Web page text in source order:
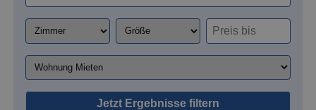
Jetzt Ergebnisse filtern